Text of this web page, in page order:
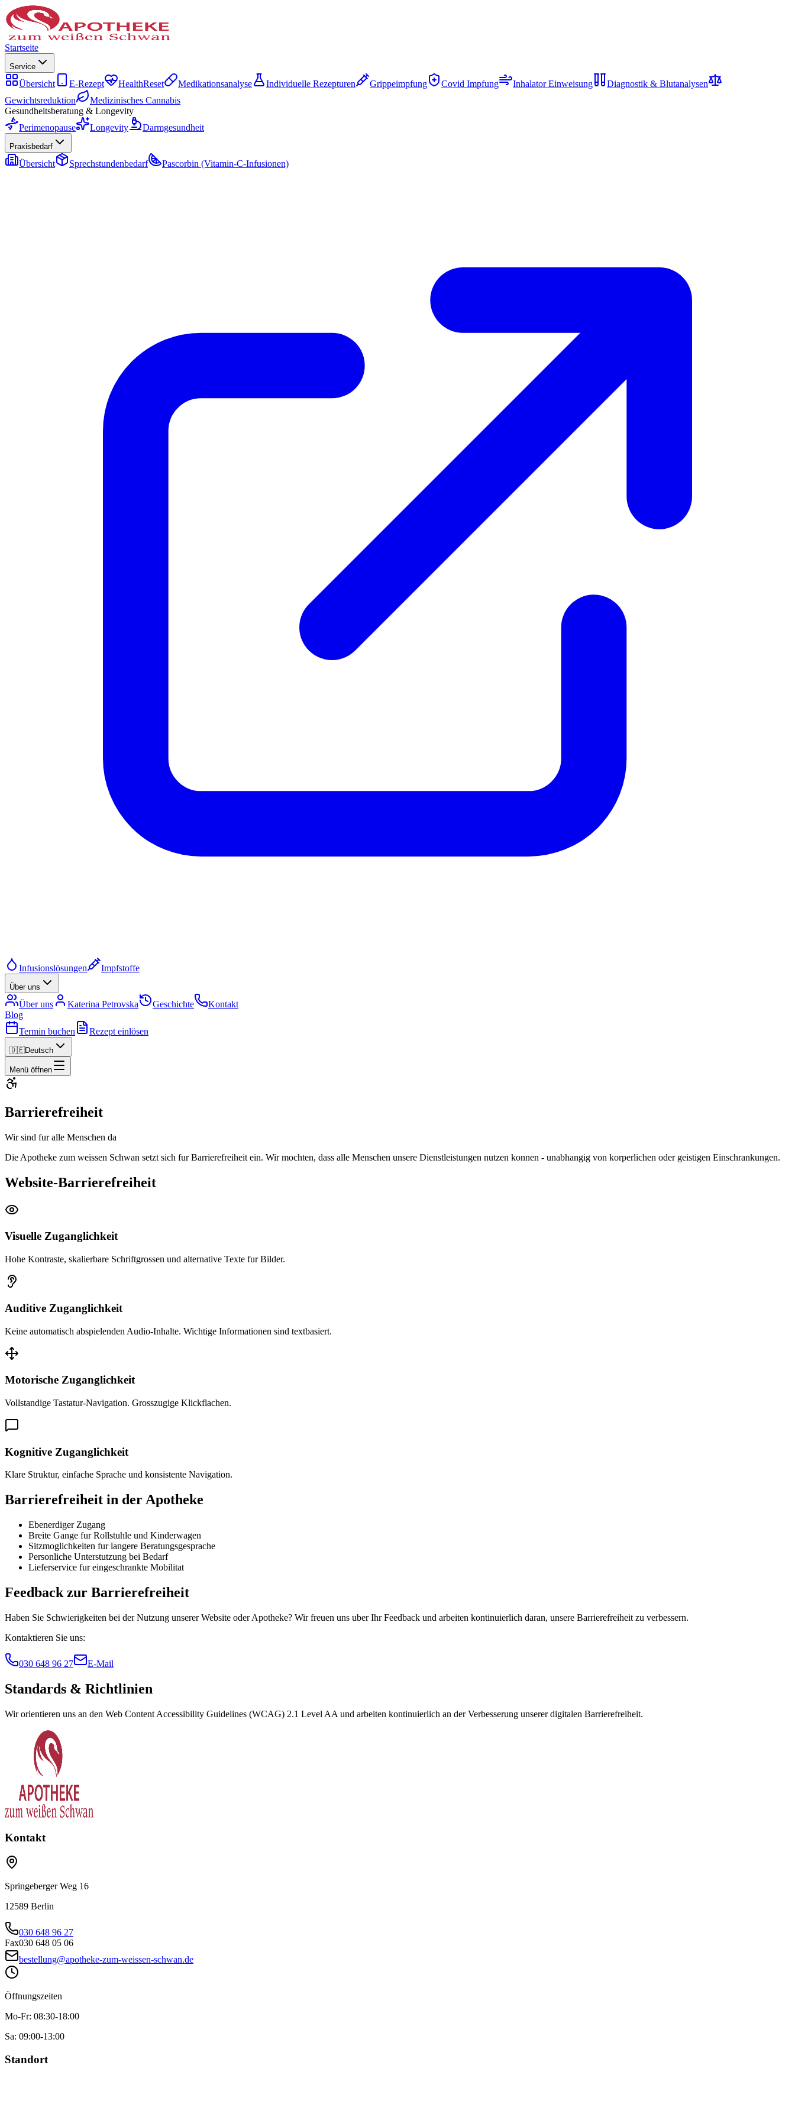
Startseite
Service
Übersicht E-Rezept HealthReset Medikationsanalyse Individuelle Rezepturen Grippeimpfung Covid Impfung Inhalator Einweisung
Diagnostik & Blutanalysen
Gewichtsreduktion
Medizinisches Cannabis
Gesundheitsberatung & Longevity
Perimenopause
Longevity Darmgesundheit
Praxisbedarf
Übersicht Sprechstundenbedarf Pascorbin (Vitamin-C-Infusionen)
Infusionslösungen Impfstoffe
Über uns
Über uns Katerina Petrovska Geschichte
Kontakt
Blog
Termin buchen
Rezept einlösen
🇩🇪Deutsch
Menü öffnen
Barrierefreiheit
Wir sind fur alle Menschen da
Die Apotheke zum weissen Schwan setzt sich fur Barrierefreiheit ein. Wir mochten, dass alle Menschen unsere Dienstleistungen nutzen konnen - unabhangig von korperlichen oder geistigen Einschrankungen.
Website-Barrierefreiheit
Visuelle Zuganglichkeit
Hohe Kontraste, skalierbare Schriftgrossen und alternative Texte fur Bilder.
Auditive Zuganglichkeit
Keine automatisch abspielenden Audio-Inhalte. Wichtige Informationen sind textbasiert.
Motorische Zuganglichkeit
Vollstandige Tastatur-Navigation. Grosszugige Klickflachen.
Kognitive Zuganglichkeit
Klare Struktur, einfache Sprache und konsistente Navigation.
Barrierefreiheit in der Apotheke
Ebenerdiger Zugang
Breite Gange fur Rollstuhle und Kinderwagen
Sitzmoglichkeiten fur langere Beratungsgesprache
Personliche Unterstutzung bei Bedarf
Lieferservice fur eingeschrankte Mobilitat
Feedback zur Barrierefreiheit
Haben Sie Schwierigkeiten bei der Nutzung unserer Website oder Apotheke? Wir freuen uns uber Ihr Feedback und arbeiten kontinuierlich daran, unsere Barrierefreiheit zu verbessern.
Kontaktieren Sie uns:
030 648 96 27 E-Mail
Standards & Richtlinien
Wir orientieren uns an den Web Content Accessibility Guidelines (WCAG) 2.1 Level AA und arbeiten kontinuierlich an der Verbesserung unserer digitalen Barrierefreiheit.
Kontakt
Springeberger Weg 16
12589 Berlin
030 648 96 27
Fax030 648 05 06
bestellung@apotheke-zum-weissen-schwan.de
Öffnungszeiten
Mo-Fr: 08:30-18:00
Sa: 09:00-13:00
Standort